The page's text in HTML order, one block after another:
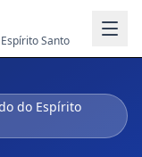
Santo
do Espírito